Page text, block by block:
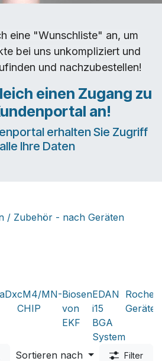
eine "Wunschliste" an, um
bei uns unkompliziert und
und nachzubestellen!
einen Zugang zu
an!
erhalten Sie Zugriff
Ihre Daten
/ Zubehör - nach Geräten
cM4/MN-
CHIP
Biosen
von
EKF
EDAN
i15
BGA
System
Roche-
Geräte
Sortieren nach Filter